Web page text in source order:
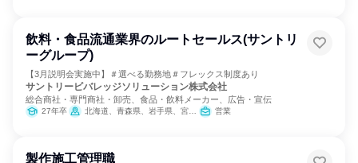
飲料・食品流通業界のルートセールス(サントリ
ーグループ)
【3月説明会実施中】＃選べる勤務地＃フレックス制度あり
サントリービバレッジソリューション株式会社
総合商社・専門商社・卸売、食品・飲料メーカー、広告・宣伝
27年卒 北海道、青森県、岩手県、宮城県、秋田県、山形県、福島県、茨城県、栃木県、群馬県、埼玉県、千葉県、東京都、神奈川県、新潟県、富山県、石川県、福井県、山梨県、長野県、岐阜県、静岡県、愛知県、三重県、滋賀県、京都府、大阪府、兵庫県、奈良県、和歌山県、岡山県、広島県、山口県、徳島県、香川県、愛媛県、高知県、福岡県、佐賀県、長崎県、熊本県、大分県、宮崎県 営業
製作施工管理職